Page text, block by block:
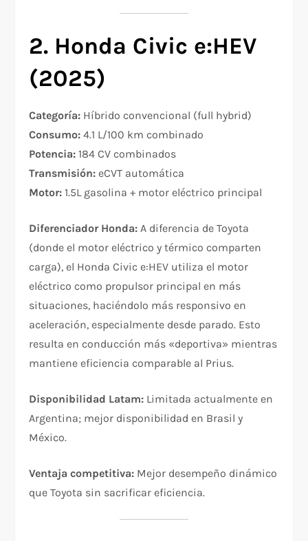
2. Honda Civic e:HEV
(2025)
Categoría: Híbrido convencional (full hybrid)
Consumo: 4.1 L/100 km combinado​
Potencia: 184 CV combinados
Transmisión: eCVT automática
Motor: 1.5L gasolina + motor eléctrico principal
Diferenciador Honda: A diferencia de Toyota
(donde el motor eléctrico y térmico comparten
carga), el Honda Civic e:HEV utiliza el motor
eléctrico como propulsor principal en más
situaciones, haciéndolo más responsivo en
aceleración, especialmente desde parado. Esto
resulta en conducción más «deportiva» mientras
mantiene eficiencia comparable al Prius.​
Disponibilidad Latam: Limitada actualmente en
Argentina; mejor disponibilidad en Brasil y
México.
Ventaja competitiva: Mejor desempeño dinámico
que Toyota sin sacrificar eficiencia.